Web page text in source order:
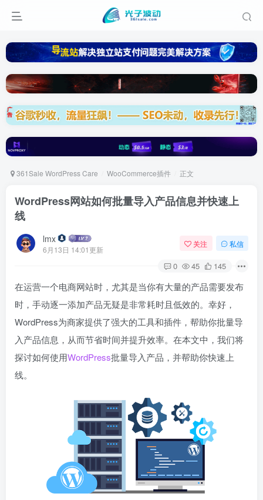
361Sale WordPress Care WooCommerce插件 正文
WordPress网站如何批量导入产品信息并快速上
线
lmx
6月13日 14:01更新
关注 私信
0 45 145
在运营一个电商网站时，尤其是当你有大量的产品需要发布
时，手动逐一添加产品无疑是非常耗时且低效的。幸好，
WordPress为商家提供了强大的工具和插件，帮助你批量导
入产品信息，从而节省时间并提升效率。在本文中，我们将
探讨如何使用WordPress批量导入产品，并帮助你快速上
线。